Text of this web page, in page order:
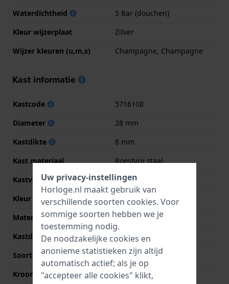
Waterdichtheid
5 Bar (douchen)
Kleur wijzerplaat
Zilver
Wijzer kleuren (u,m,s)
Champagne, Champagne
Kast informatie
Kastcode
5716108
Diameter
28 mm
Kastdikte
8 mm
Kast materiaal
Roestvrij staal
Kastvorm
Ovaal
Kleur kast
Champagne
Materiaal kastdeksel
Roestvrij staal
Kastdeksel
Gedicht met schroefjes
Soort glas
Mineraal
Kroon
Trek kroon
Uw privacy-instellingen
Horloge.nl maakt gebruik van
verschillende soorten cookies. Voor
sommige soorten hebben we je
toestemming nodig.
De noodzakelijke cookies en
anonieme statistieken zijn altijd
automatisch actief; als je op
"accepteer alle cookies" klikt,